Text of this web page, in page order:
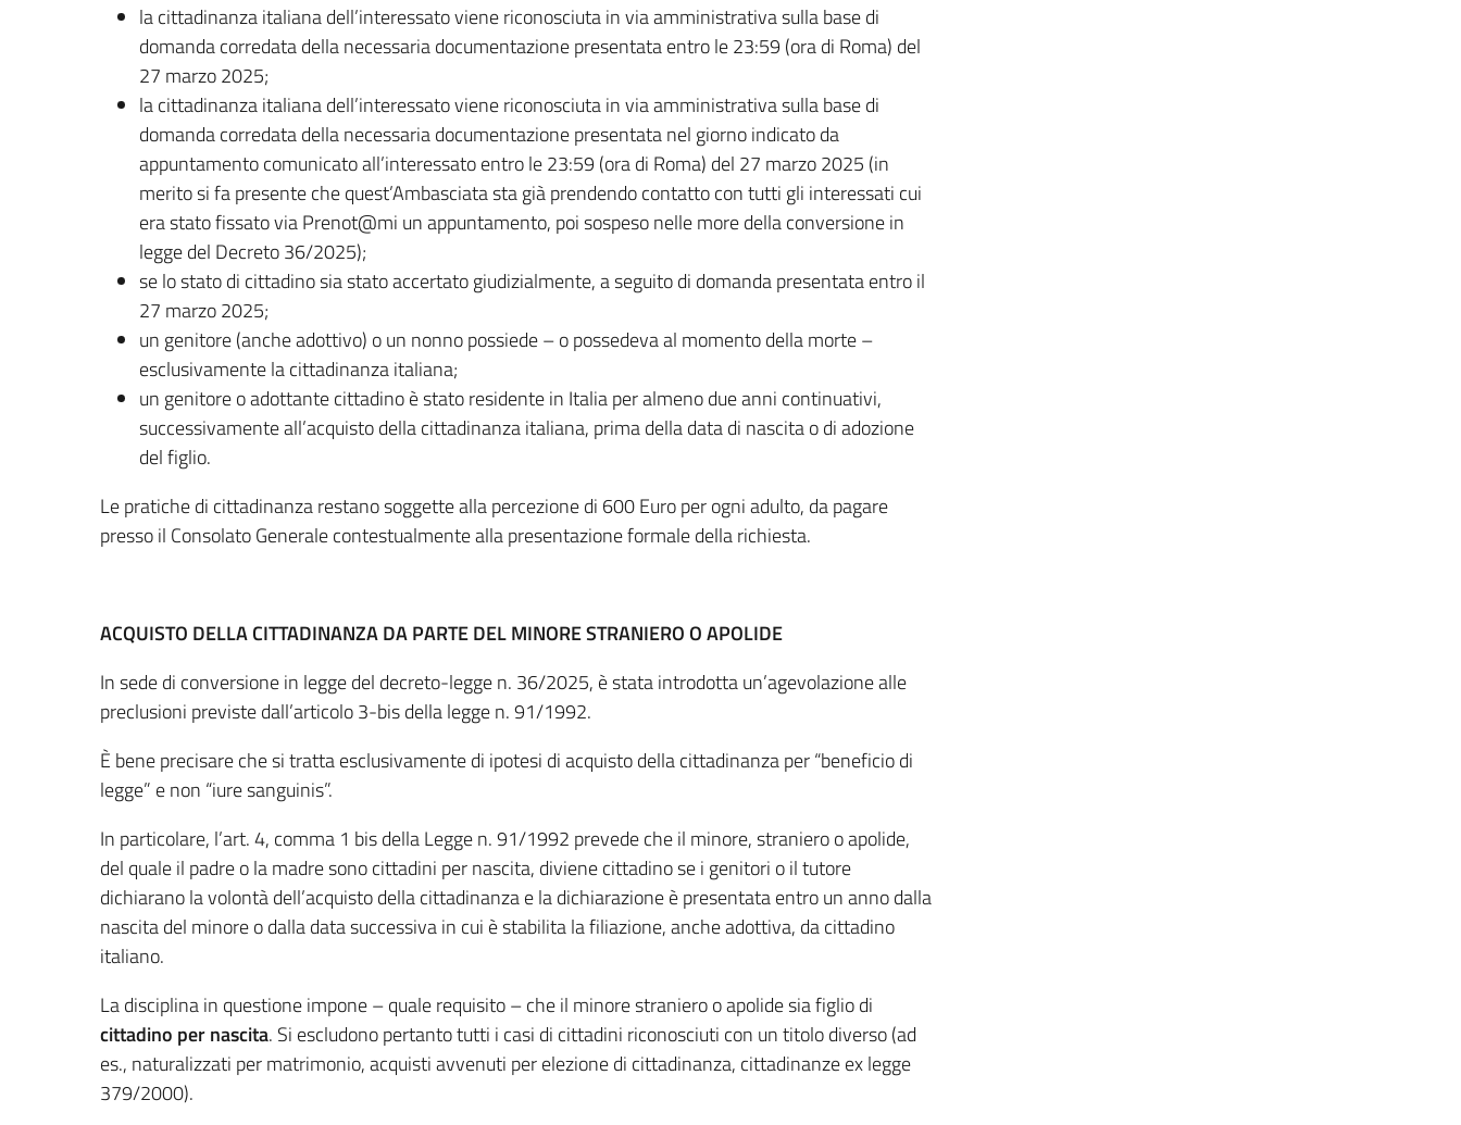
la cittadinanza italiana dell’interessato viene riconosciuta in via amministrativa sulla base di
domanda corredata della necessaria documentazione presentata entro le 23:59 (ora di Roma) del
27 marzo 2025;
la cittadinanza italiana dell’interessato viene riconosciuta in via amministrativa sulla base di
domanda corredata della necessaria documentazione presentata nel giorno indicato da
appuntamento comunicato all’interessato entro le 23:59 (ora di Roma) del 27 marzo 2025 (in
merito si fa presente che quest’Ambasciata sta già prendendo contatto con tutti gli interessati cui
era stato fissato via Prenot@mi un appuntamento, poi sospeso nelle more della conversione in
legge del Decreto 36/2025);
se lo stato di cittadino sia stato accertato giudizialmente, a seguito di domanda presentata entro il
27 marzo 2025;
un genitore (anche adottivo) o un nonno possiede – o possedeva al momento della morte –
esclusivamente la cittadinanza italiana;
un genitore o adottante cittadino è stato residente in Italia per almeno due anni continuativi,
successivamente all’acquisto della cittadinanza italiana, prima della data di nascita o di adozione
del figlio.
Le pratiche di cittadinanza restano soggette alla percezione di 600 Euro per ogni adulto, da pagare
presso il Consolato Generale contestualmente alla presentazione formale della richiesta.
ACQUISTO DELLA CITTADINANZA DA PARTE DEL MINORE STRANIERO O APOLIDE
In sede di conversione in legge del decreto-legge n. 36/2025, è stata introdotta un’agevolazione alle
preclusioni previste dall’articolo 3-bis della legge n. 91/1992.
È bene precisare che si tratta esclusivamente di ipotesi di acquisto della cittadinanza per “beneficio di
legge” e non “iure sanguinis”.
In particolare, l’art. 4, comma 1 bis della Legge n. 91/1992 prevede che il minore, straniero o apolide,
del quale il padre o la madre sono cittadini per nascita, diviene cittadino se i genitori o il tutore
dichiarano la volontà dell’acquisto della cittadinanza e la dichiarazione è presentata entro un anno dalla
nascita del minore o dalla data successiva in cui è stabilita la filiazione, anche adottiva, da cittadino
italiano.
La disciplina in questione impone – quale requisito – che il minore straniero o apolide sia figlio di
cittadino per nascita. Si escludono pertanto tutti i casi di cittadini riconosciuti con un titolo diverso (ad
es., naturalizzati per matrimonio, acquisti avvenuti per elezione di cittadinanza, cittadinanze ex legge
379/2000).